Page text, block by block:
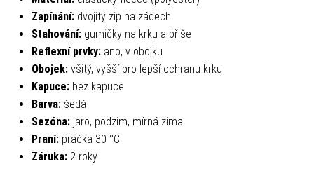
Zapínání: dvojitý zip na zádech
Stahování: gumičky na krku a břiše
Reflexní prvky: ano, v obojku
Obojek: všitý, vyšší pro lepší ochranu krku
Kapuce: bez kapuce
Barva: šedá
Sezóna: jaro, podzim, mírná zima
Praní: pračka 30 °C
Záruka: 2 roky